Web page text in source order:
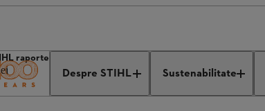
Despre STIHL Sustenabilitate
raportează un triplu record pentru anul fiscal 2017